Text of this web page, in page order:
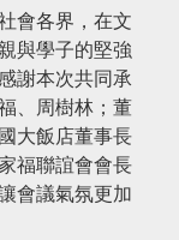
會各界，在文
與學子的堅強
謝本次共同承
、周樹林；董
大飯店董事長
福聯誼會會長
會議氣氛更加